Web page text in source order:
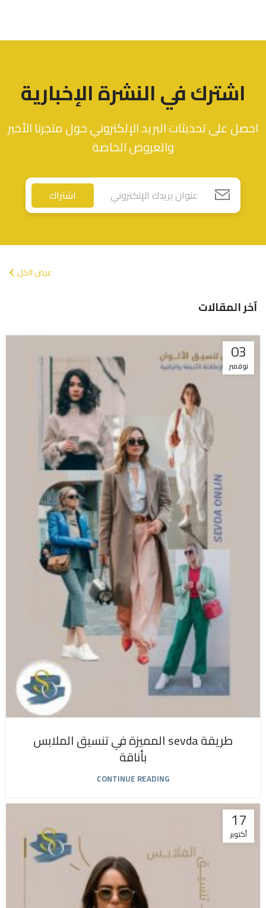
اشترك في النشرة الإخبارية
احصل على تحديثات البريد الإلكتروني حول متجرنا الأخير
والعروض الخاصة
اشتراك
عرض الكل
آخر المقالات
03
نوفمبر
طريقة sevda المميزة في تنسيق الملابس
بأناقة
CONTINUE READING
17
أكتوبر